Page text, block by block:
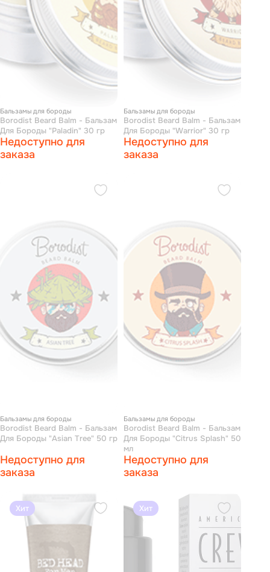
Бальзамы для бороды
Borodist Beard Balm - Бальзам
Для Бороды "Paladin" 30 гр
Недоступно для
заказа
Бальзамы для бороды
Borodist Beard Balm - Бальзам
Для Бороды "Warrior" 30 гр
Недоступно для
заказа
Бальзамы для бороды
Borodist Beard Balm - Бальзам
Для Бороды "Asian Tree" 50 гр
Недоступно для
заказа
Бальзамы для бороды
Borodist Beard Balm - Бальзам
Для Бороды "Citrus Splash" 50
мл
Недоступно для
заказа
Хит Хит